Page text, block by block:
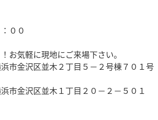
００
お気軽に現地にご来場下さい。
市金沢区並木２丁目５－２号棟７０１号
金沢区並木１丁目２０－２－５０１